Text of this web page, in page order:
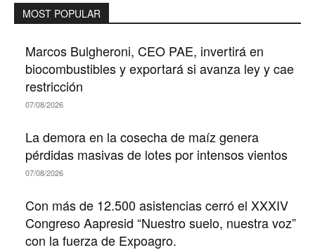
MOST POPULAR
Marcos Bulgheroni, CEO PAE, invertirá en
biocombustibles y exportará si avanza ley y cae
restricción
07/08/2026
La demora en la cosecha de maíz genera
pérdidas masivas de lotes por intensos vientos
07/08/2026
Con más de 12.500 asistencias cerró el XXXIV
Congreso Aapresid “Nuestro suelo, nuestra voz”
con la fuerza de Expoagro.